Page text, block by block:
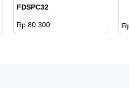
FDSPC32
Rp 80.300